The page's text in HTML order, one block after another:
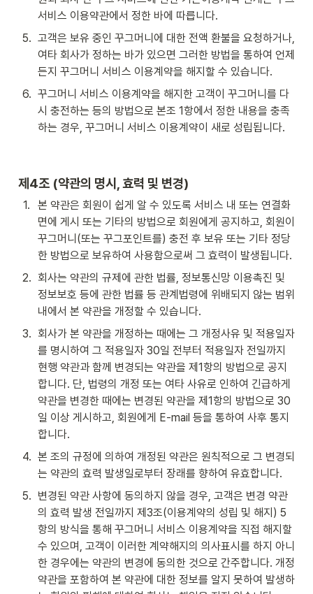
서비스 이용약관에서 정한 바에 따릅니다.
5. 고객은 보유 중인 꾸그머니에 대한 전액 환불을 요청하거나,
여타 회사가 정하는 바가 있으면 그러한 방법을 통하여 언제
든지 꾸그머니 서비스 이용계약을 해지할 수 있습니다.
6. 꾸그머니 서비스 이용계약을 해지한 고객이 꾸그머니를 다
시 충전하는 등의 방법으로 본조 1항에서 정한 내용을 충족
하는 경우, 꾸그머니 서비스 이용계약이 새로 성립됩니다.
제4조 (약관의 명시, 효력 및 변경)
1.
본 약관은 회원이 쉽게 알 수 있도록 서비스 내 또는 연결화
면에 게시 또는 기타의 방법으로 회원에게 공지하고, 회원이
꾸그머니(또는 꾸그포인트를) 충전 후 보유 또는 기타 정당
한 방법으로 보유하여 사용함으로써 그 효력이 발생됩니다.
2. 회사는 약관의 규제에 관한 법률, 정보통신망 이용촉진 및
정보보호 등에 관한 법률 등 관계법령에 위배되지 않는 범위
내에서 본 약관을 개정할 수 있습니다.
3. 회사가 본 약관을 개정하는 때에는 그 개정사유 및 적용일자
를 명시하여 그 적용일자 30일 전부터 적용일자 전일까지
현행 약관과 함께 변경되는 약관을 제1항의 방법으로 공지
합니다. 단, 법령의 개정 또는 여타 사유로 인하여 긴급하게
약관을 변경한 때에는 변경된 약관을 제1항의 방법으로 30
일 이상 게시하고, 회원에게 E-mail 등을 통하여 사후 통지
합니다.
4. 본 조의 규정에 의하여 개정된 약관은 원칙적으로 그 변경되
는 약관의 효력 발생일로부터 장래를 향하여 유효합니다.
5. 변경된 약관 사항에 동의하지 않을 경우, 고객은 변경 약관
의 효력 발생 전일까지 제3조(이용계약의 성립 및 해지) 5
항의 방식을 통해 꾸그머니 서비스 이용계약을 직접 해지할
수 있으며, 고객이 이러한 계약해지의 의사표시를 하지 아니
한 경우에는 약관의 변경에 동의한 것으로 간주합니다. 개정
약관을 포함하여 본 약관에 대한 정보를 알지 못하여 발생하